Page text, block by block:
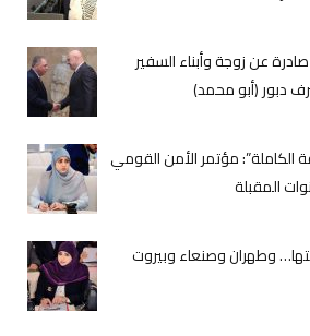
عن زوجة وأبناء السفير
دبور (أبو محمد)
الكاملة”: مؤتمر الأمن القومي
المقبلة
وطهران وصنعاء وبيروت